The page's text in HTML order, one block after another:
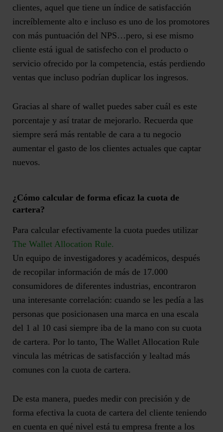
clientes, aquel que tiene un índice de satisfacción
increíblemente alto e incluso es uno de los promotores
con más puntuación del NPS…pero, si ese mismo
cliente está igual de satisfecho con el producto o
servicio ofrecido por la competencia, estás perdiendo
ventas que incluso podrían duplicar los ingresos.
Gracias al share of wallet puedes saber cuál es este
porcentaje y así tratar de mejorarlo. Recuerda que
siempre será más rentable de cara a tu negocio
aumentar el gasto de los clientes actuales que captar
nuevos.
¿Cómo calcular de forma eficaz la cuota de
cartera?
Para calcular efectivamente la cuota puedes utilizar
The Wallet Allocation Rule.
Un equipo de investigadores y académicos, después
de recopilar información de más de 17.000
consumidores de diferentes industrias, encontraron
una interesante correlación: cuando se les pedía a las
personas que posicionasen una marca en una escala
del 1 al 10 casi siempre iba de la mano con su cuota
de cartera. Por lo tanto, The Wallet Allocation Rule
vincula las métricas de satisfacción y lealtad más
comunes con la cuota de cartera.
De esta manera, puedes medir con precisión y de
forma efectiva la cuota de cartera del cliente teniendo
en cuenta en qué nivel está tu empresa frente a los